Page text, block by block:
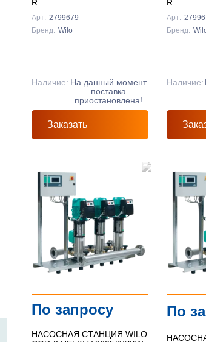
R
Арт: 2799679
Бренд: Wilo
Наличие: На данный момент
поставка
приостановлена!
Заказать
R
Арт:
Бренд:
Наличие:
По запросу
НАСОСНАЯ СТАНЦИЯ WILO
По